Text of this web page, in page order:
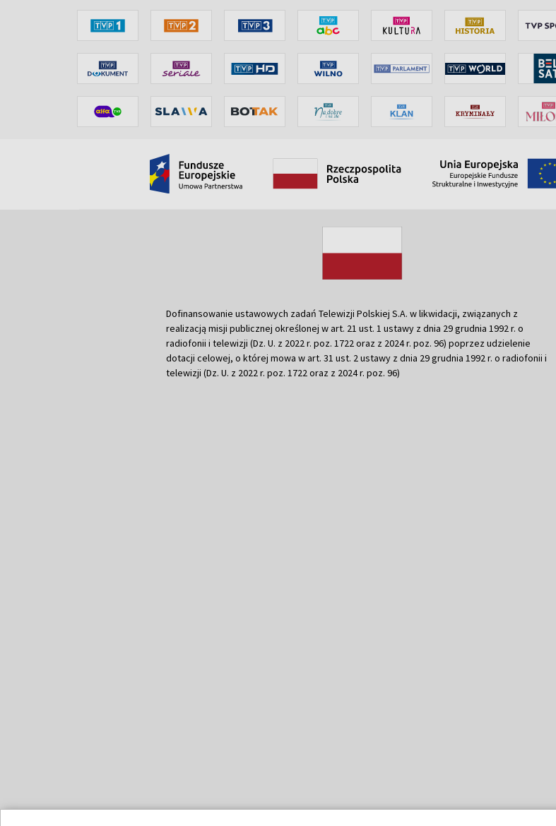
Dofinansowanie ustawowych zadań Telewizji Polskiej S.A. w likwidacji, związanych z
realizacją misji publicznej określonej w art. 21 ust. 1 ustawy z dnia 29 grudnia 1992 r. o
radiofonii i telewizji (Dz. U. z 2022 r. poz. 1722 oraz z 2024 r. poz. 96) poprzez udzielenie
dotacji celowej, o której mowa w art. 31 ust. 2 ustawy z dnia 29 grudnia 1992 r. o radiofonii i
telewizji (Dz. U. z 2022 r. poz. 1722 oraz z 2024 r. poz. 96)